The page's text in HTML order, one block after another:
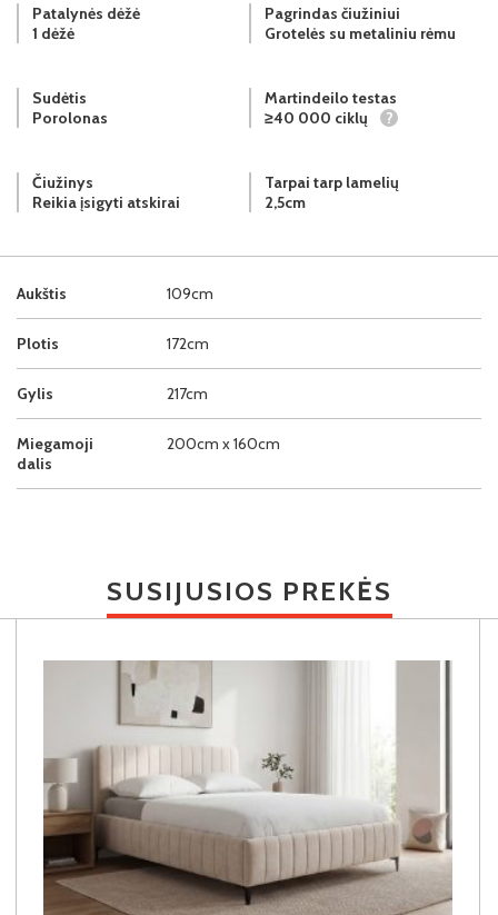
Aukštis 109cm
Plotis 172cm
Gylis 217cm
Miegamoji
dalis
200cm x 160cm
Patalynės dėžė
1 dėžė
Pagrindas čiužiniui
Grotelės su metaliniu rėmu
Sudėtis
Porolonas
Martindeilo testas
≥40 000 ciklų
?
Čiužinys
Reikia įsigyti atskirai
Tarpai tarp lamelių
2,5cm
SUSIJUSIOS PREKĖS